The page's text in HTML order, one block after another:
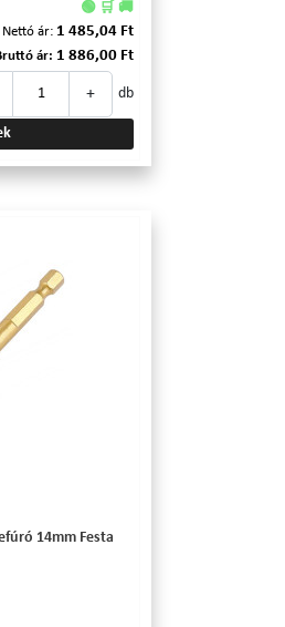
🟢 🛒 🚚
Nettó ár: 1 485,04 Ft
ár: 1 886,00 Ft
+ db
14mm Festa